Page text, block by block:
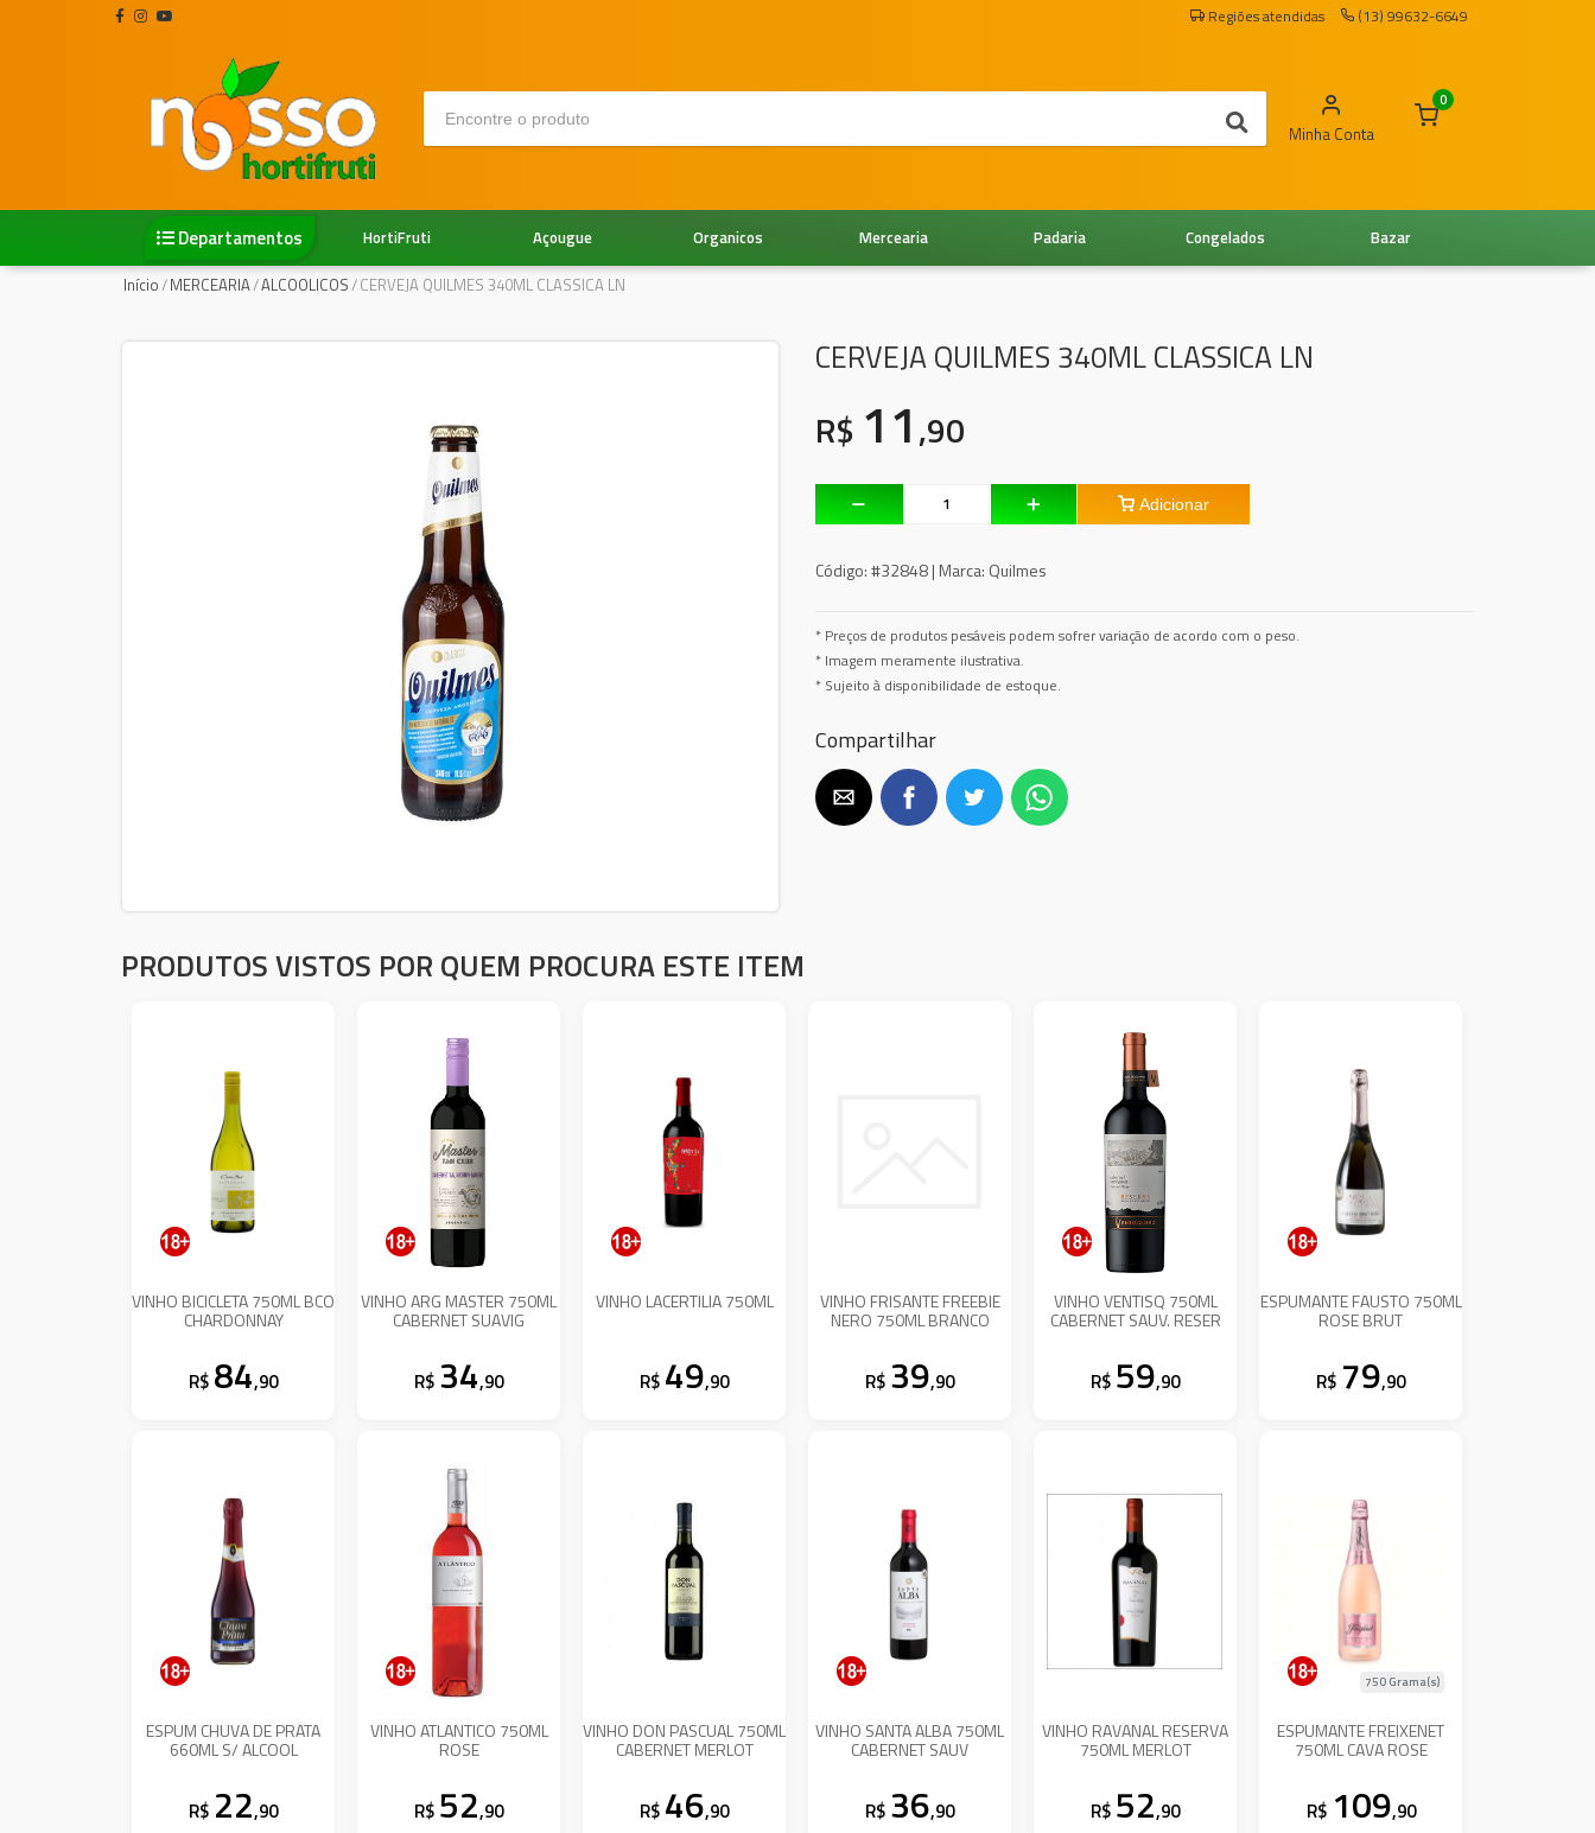
Regiões atendidas (13) 99632-6649
Minha Conta
0
Departamentos Bazar
Congelados
Padaria
Mercearia
Organicos
Açougue
HortiFruti
Início/MERCEARIA/ALCOOLICOS/CERVEJA QUILMES 340ML CLASSICA LN
CERVEJA QUILMES 340ML CLASSICA LN
R$ 11,90
Adicionar
Código:#32848 | Marca: Quilmes
* Preços de produtos pesáveis podem sofrer variação de acordo com o peso.
* Imagem meramente ilustrativa.
* Sujeito à disponibilidade de estoque.
Compartilhar
PRODUTOS VISTOS POR QUEM PROCURA ESTE ITEM
VINHO BICICLETA 750ML BCO
CHARDONNAY
R$ 84,90
VINHO ARG MASTER 750ML
CABERNET SUAVIG
R$ 34,90
VINHO LACERTILIA 750ML
R$ 49,90
VINHO FRISANTE FREEBIE
NERO 750ML BRANCO
R$ 39,90
VINHO VENTISQ 750ML
CABERNET SAUV. RESER
R$ 59,90
ESPUMANTE FAUSTO 750ML
ROSE BRUT
R$ 79,90
ESPUM CHUVA DE PRATA
660ML S/ ALCOOL
R$ 22,90
VINHO ATLANTICO 750ML
ROSE
R$ 52,90
VINHO DON PASCUAL 750ML
CABERNET MERLOT
R$ 46,90
VINHO SANTA ALBA 750ML
CABERNET SAUV
R$ 36,90
VINHO RAVANAL RESERVA
750ML MERLOT
R$ 52,90
ESPUMANTE FREIXENET
750ML CAVA ROSE
750 Grama(s)
R$ 109,90